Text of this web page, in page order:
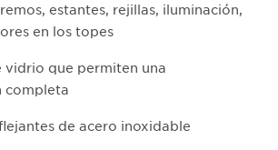
estantes, rejillas, iluminación,
en los topes
vidrio que permiten una
completa
de acero inoxidable